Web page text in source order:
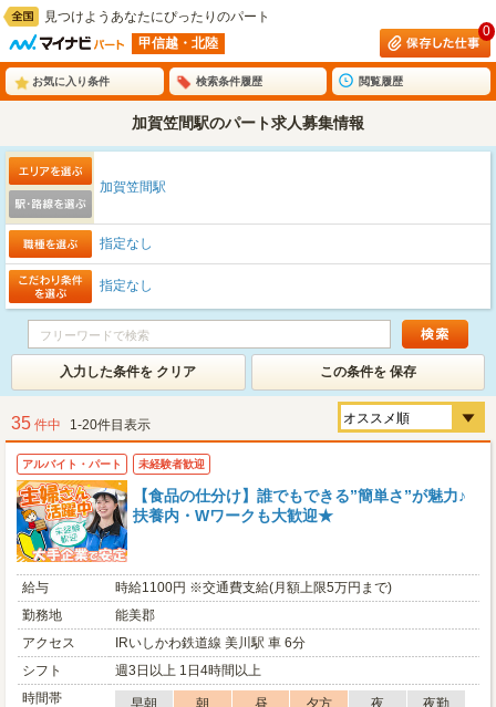
見つけようあなたにぴったりのパート
甲信越・北陸
0
お気に入り条件 検索条件履歴 閲覧履歴
加賀笠間駅のパート求人募集情報
加賀笠間駅
指定なし
指定なし
入力した条件を クリア この条件を 保存
35 件中 1-20件目表示
アルバイト・パート 未経験者歓迎
【食品の仕分け】誰でもできる”簡単さ”が魅力♪
扶養内・Wワークも大歓迎★
給与
時給1100円 ※交通費支給(月額上限5万円まで)
勤務地
能美郡
アクセス
IRいしかわ鉄道線 美川駅 車 6分
シフト
週3日以上 1日4時間以上
時間帯
早朝 朝 昼 夕方 夜
夜勤